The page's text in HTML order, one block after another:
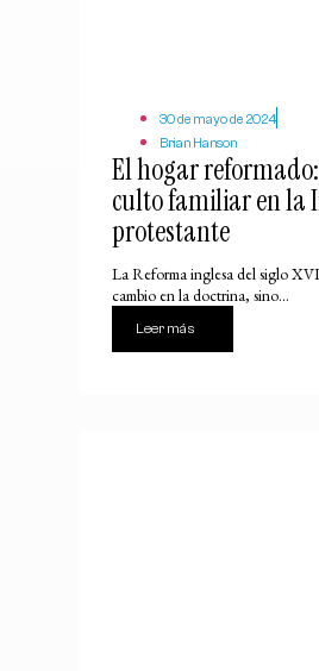
30 de mayo de 2024
Brian Hanson
El hogar
culto familiar en la
protestante
La Reforma inglesa del siglo
cambio en la doctrina, sino...
Leer más